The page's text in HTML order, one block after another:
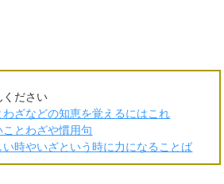
ください
わざなどの知恵を覚えるにはこれ
とわざや慣用句
い時やいざという時に力になることば